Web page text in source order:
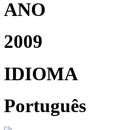
ANO
2009
IDIOMA
Português